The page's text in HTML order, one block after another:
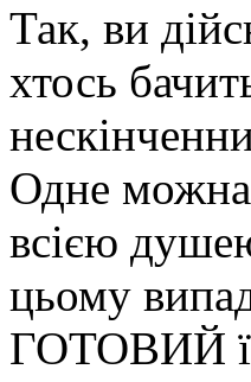
Так, ви
хтось
Одне можна
всією
цьому
ГОТОВИЙ